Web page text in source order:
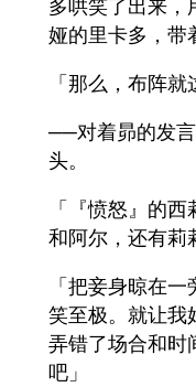
多哄笑了出来，
娅的里卡多，带
「那么，布阵就
──对着昴的发
头。
「『愤怒』的
和阿尔，还有莉
「把妾身晾在
笑至极。就让我
弄错了场合和时
吧」